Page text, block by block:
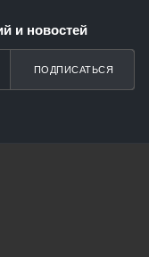
и новостей
ПОДПИСАТЬСЯ